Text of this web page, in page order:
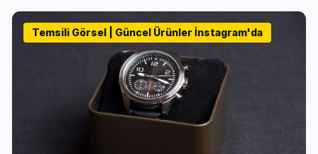
Temsili Görsel | Güncel Ürünler İnstagram'da